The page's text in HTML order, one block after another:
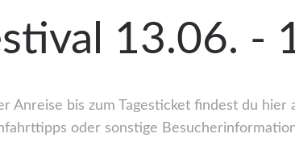
13.06. -
Anreise bis zum Tagesticket findest du
oder sonstige